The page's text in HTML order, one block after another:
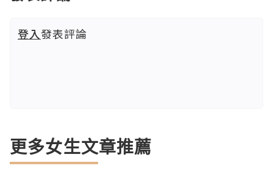
登入發表評論
更多女生文章推薦